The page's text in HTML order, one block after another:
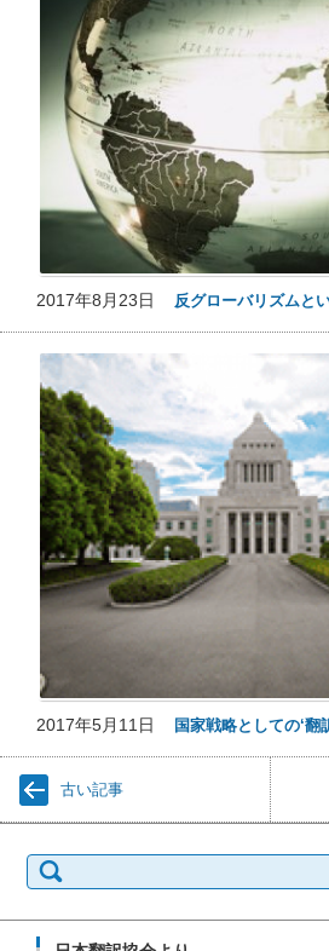
2017年8月23日 反グローバリズムと
2017年5月11日 国家戦略としての‘翻
古い記事
索: